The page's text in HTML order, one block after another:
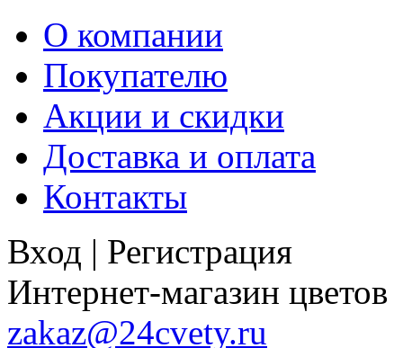
О компании
Покупателю
Акции и скидки
Доставка и оплата
Контакты
Вход | Регистрация
Интернет-магазин цветов
zakaz@24cvety.ru